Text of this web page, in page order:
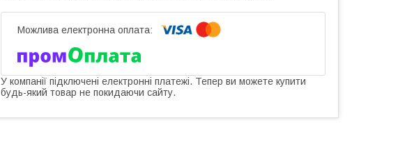
У компанії підключені електронні платежі. Тепер ви можете купити
будь-який товар не покидаючи сайту.